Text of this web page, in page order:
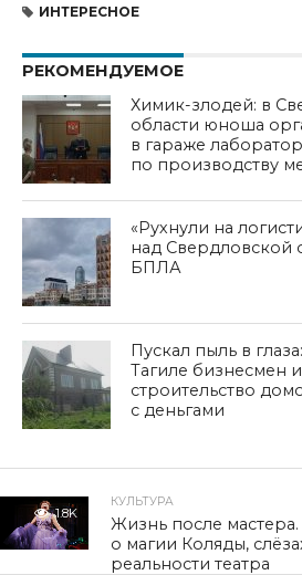
ИНТЕРЕСНОЕ
РЕКОМЕНДУЕМОЕ
Химик-злодей: в
области юноша
в гараже
по производству
«Рухнули на
над Свердловской
БПЛА
Пускал пыль в
Тагиле бизнесмен
строительство
с деньгами
1.8K
КУЛЬТУРА
Жизнь после
о магии Коляды,
реальности театра